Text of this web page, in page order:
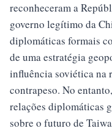
reconheceram a
governo legítimo da
diplomáticas formais
de uma estratégia
influência soviética na
contrapeso. No
relações diplomáticas
sobre o futuro de